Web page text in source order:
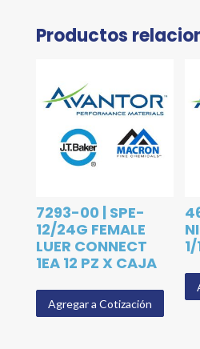
Productos
7293-00 | SPE-
12/24G FEMALE
LUER CONNECT
1EA 12 PZ X CAJA
Agregar a Cotización